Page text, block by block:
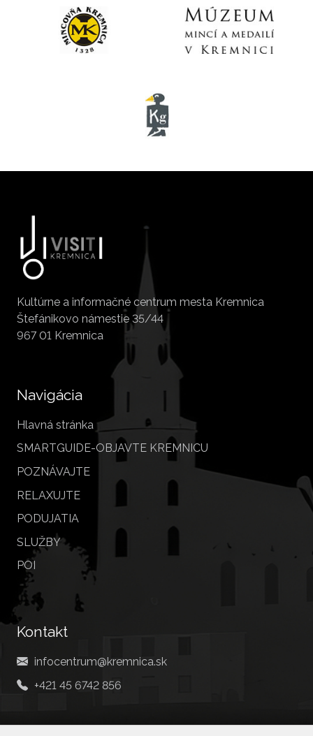
Kultúrne a informačné centrum mesta Kremnica
Štefánikovo námestie 35/44
967 01 Kremnica
Navigácia
Hlavná stránka
SMARTGUIDE-OBJAVTE KREMNICU
POZNÁVAJTE
RELAXUJTE
PODUJATIA
SLUŽBY
POI
Kontakt
infocentrum@kremnica.sk
+421 45 6742 856